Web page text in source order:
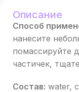
Описание
Способ
нанесите
помассируйте
частичек,
Состав: water,